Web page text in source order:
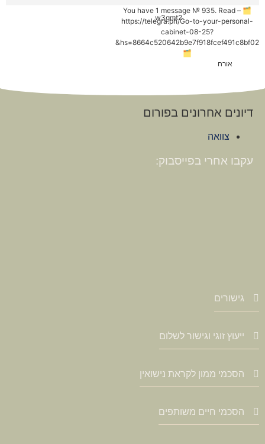
🗂 You have 1 message № 935. Read –
https://telegra.ph/Go-to-your-personal-
cabinet-08-25?
hs=8664c520642b9e7f918fcef491c8bf02&
🗂
אורח
w3gmt2
דיונים אחרונים בפורום
צוואה
עקבו אחרי בפייסבוק:
גישורים
ייעוץ זוגי וגישור לשלום
הסכמי ממון לקראת נישואין
הסכמי חיים משותפים